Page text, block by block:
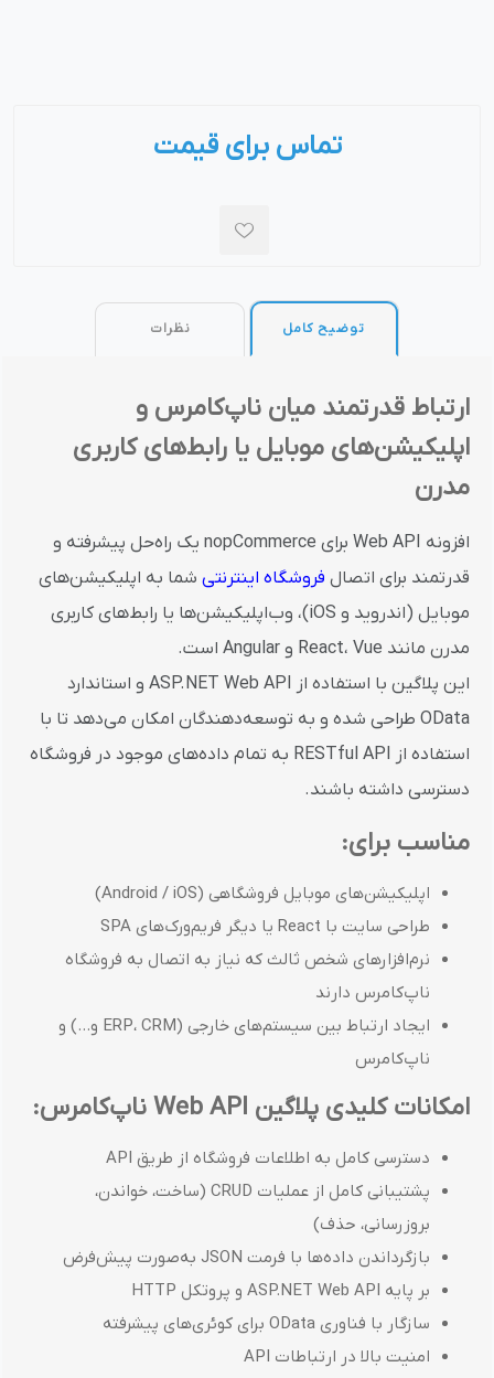
تماس برای قیمت
توضیح کامل نظرات
ارتباط قدرتمند میان ناپ‌کامرس و
اپلیکیشن‌های موبایل یا رابط‌های کاربری
مدرن
افزونه Web API برای nopCommerce یک راه‌حل پیشرفته و
قدرتمند برای اتصال فروشگاه اینترنتی شما به اپلیکیشن‌های
موبایل (اندروید و iOS)، وب‌اپلیکیشن‌ها یا رابط‌های کاربری
مدرن مانند React، Vue و Angular است.
این پلاگین با استفاده از ASP.NET Web API و استاندارد
OData طراحی شده و به توسعه‌دهندگان امکان می‌دهد تا با
استفاده از RESTful API به تمام داده‌های موجود در فروشگاه
دسترسی داشته باشند.
مناسب برای:
اپلیکیشن‌های موبایل فروشگاهی (Android / iOS)
طراحی سایت با React یا دیگر فریم‌ورک‌های SPA
نرم‌افزارهای شخص ثالث که نیاز به اتصال به فروشگاه
ناپ‌کامرس دارند
ایجاد ارتباط بین سیستم‌های خارجی (ERP، CRM و...) و
ناپ‌کامرس
امکانات کلیدی پلاگین Web API ناپ‌کامرس:
دسترسی کامل به اطلاعات فروشگاه از طریق API
پشتیبانی کامل از عملیات CRUD (ساخت، خواندن،
بروزرسانی، حذف)
بازگرداندن داده‌ها با فرمت JSON به‌صورت پیش‌فرض
بر پایه ASP.NET Web API و پروتکل HTTP
سازگار با فناوری OData برای کوئری‌های پیشرفته
امنیت بالا در ارتباطات API